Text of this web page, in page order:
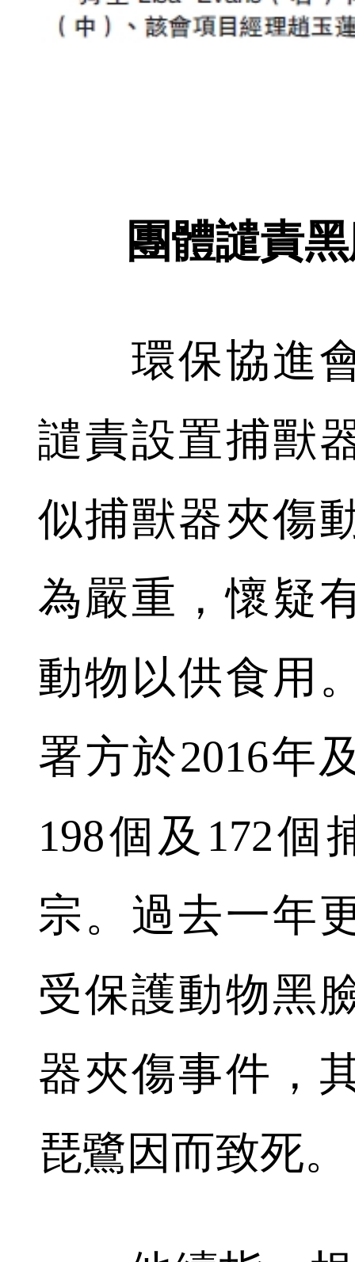
團體譴責
環保協進會
譴責設置捕獸
似捕獸器夾傷
為嚴重，懷疑
動物以供食用
署方於2016年
198個及172個
宗。過去一年
受保護動物黑
器夾傷事件，
琵鷺因而致死。